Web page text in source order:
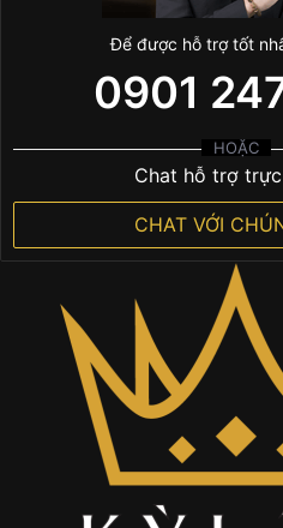
Để được hỗ trợ tốt
0901
HOẶC
Chat hỗ trợ
CHAT VỚI